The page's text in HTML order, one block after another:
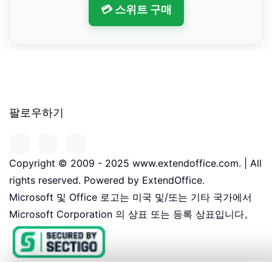
💳 스위트 구매
팔로우하기
Copyright © 2009 - 2025 www.extendoffice.com. | All
rights reserved. Powered by ExtendOffice.
Microsoft 및 Office 로고는 미국 및/또는 기타 국가에서
Microsoft Corporation 의 상표 또는 등록 상표입니다。